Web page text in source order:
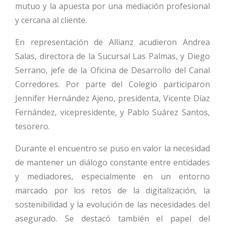
mutuo y la apuesta por una mediación profesional
y cercana al cliente.
En representación de Allianz acudieron Andrea
Salas, directora de la Sucursal Las Palmas, y Diego
Serrano, jefe de la Oficina de Desarrollo del Canal
Corredores. Por parte del Colegio participaron
Jennifer Hernández Ajeno, presidenta, Vicente Díaz
Fernández, vicepresidente, y Pablo Suárez Santos,
tesorero.
Durante el encuentro se puso en valor la necesidad
de mantener un diálogo constante entre entidades
y mediadores, especialmente en un entorno
marcado por los retos de la digitalización, la
sostenibilidad y la evolución de las necesidades del
asegurado. Se destacó también el papel del